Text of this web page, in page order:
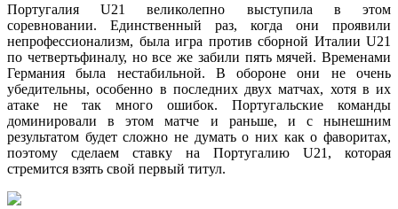
Португалия U21 великолепно выступила в этом
соревновании. Единственный раз, когда они проявили
непрофессионализм, была игра против сборной Италии U21
по четвертьфиналу, но все же забили пять мячей. Временами
Германия была нестабильной. В обороне они не очень
убедительны, особенно в последних двух матчах, хотя в их
атаке не так много ошибок. Португальские команды
доминировали в этом матче и раньше, и с нынешним
результатом будет сложно не думать о них как о фаворитах,
поэтому сделаем ставку на Португалию U21, которая
стремится взять свой первый титул.